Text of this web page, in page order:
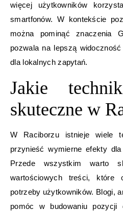
więcej użytkowników
smartfonów. W kontekście
można pominąć znaczenia
pozwala na lepszą
dla lokalnych zapytań.
Jakie
skuteczne w
W Raciborzu istnieje wiele
przynieść wymierne efekty
Przede wszystkim warto
wartościowych treści, które
potrzeby użytkowników. Blogi,
pomóc w budowaniu pozycji